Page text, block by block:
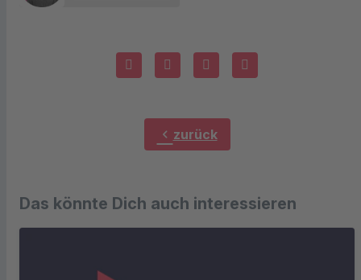
chevron_left zurück
Das könnte Dich auch interessieren